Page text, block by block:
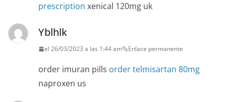
prescription xenical 120mg uk
Yblhlk
el 26/03/2023 a las 1:44 am Enlace permanente
order imuran pills order telmisartan 80mg
naproxen us